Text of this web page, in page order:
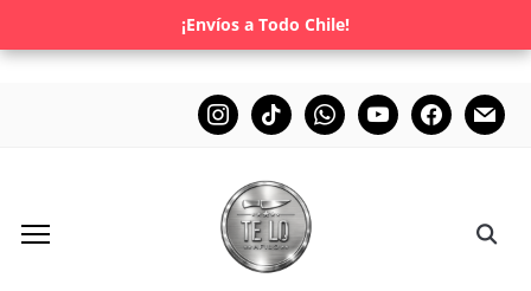
¡Envíos a Todo Chile!